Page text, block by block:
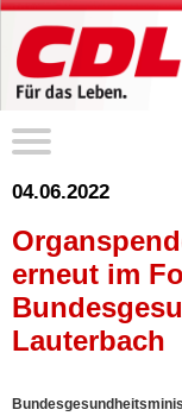
04.06.2022
erneut im
Lauterbach